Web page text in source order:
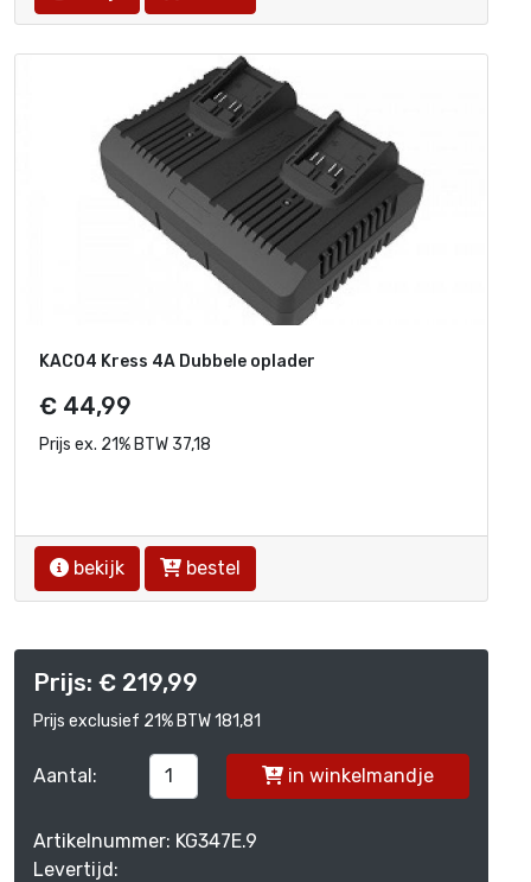
KAC04 Kress 4A Dubbele oplader
€ 44,99
Prijs ex. 21% BTW 37,18
bekijk bestel
Prijs: € 219,99
Prijs exclusief 21% BTW 181,81
Aantal: in winkelmandje
Artikelnummer: KG347E.9
Levertijd: